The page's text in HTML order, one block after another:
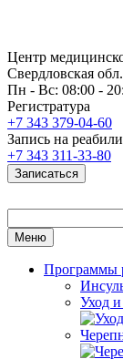
Центр
Свердловская
Пн - Вс: 08:00 -
Регистратура
+7 343 379-04-60
Запись на
+7 343 311-33-80
Записаться
Меню
Программы
Уход